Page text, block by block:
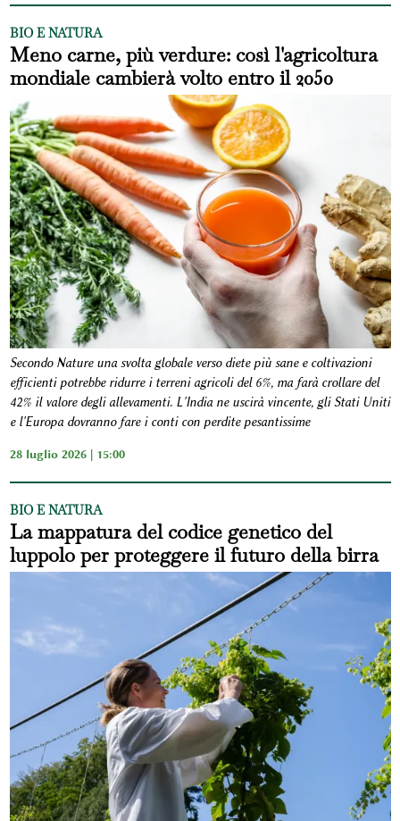
BIO E NATURA
Meno carne, più verdure: così l'agricoltura
mondiale cambierà volto entro il 2050
Secondo Nature una svolta globale verso diete più sane e coltivazioni
efficienti potrebbe ridurre i terreni agricoli del 6%, ma farà crollare del
42% il valore degli allevamenti. L'India ne uscirà vincente, gli Stati Uniti
e l'Europa dovranno fare i conti con perdite pesantissime
28 luglio 2026 | 15:00
BIO E NATURA
La mappatura del codice genetico del
luppolo per proteggere il futuro della birra